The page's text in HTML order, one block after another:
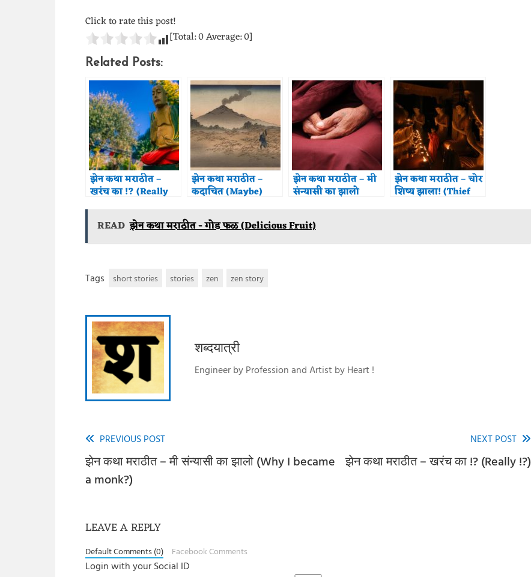
Click to rate this post!
[Total:0Average:0]
Related Posts:
झेन कथा मराठीत –
खरंच का !? (Really
झेन कथा मराठीत –
कदाचित (Maybe)
झेन कथा मराठीत – मी
संन्यासी का झालो
monk?)
झेन कथा मराठीत – चोर
शिष्य झाला! (Thief
READ झेन कथा मराठीत - गोड फळ (Delicious Fruit)
Tags short stories stories zen zen story
शब्दयात्री
Engineer by Profession and Artist by Heart !
Read
more
articles
PREVIOUS POST
झेन कथा मराठीत – मी संन्यासी का झालो (Why I became
a monk?)
NEXT POST
झेन कथा मराठीत – खरंच का !? (Really !?)
LEAVE A REPLY
Default Comments (0) Facebook Comments
Login with your Social ID